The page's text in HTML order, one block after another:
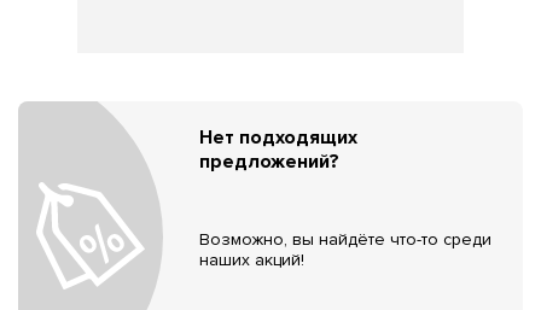
Нет подходящих
предложений?
Возможно, вы найдёте что-то среди
наших акций!